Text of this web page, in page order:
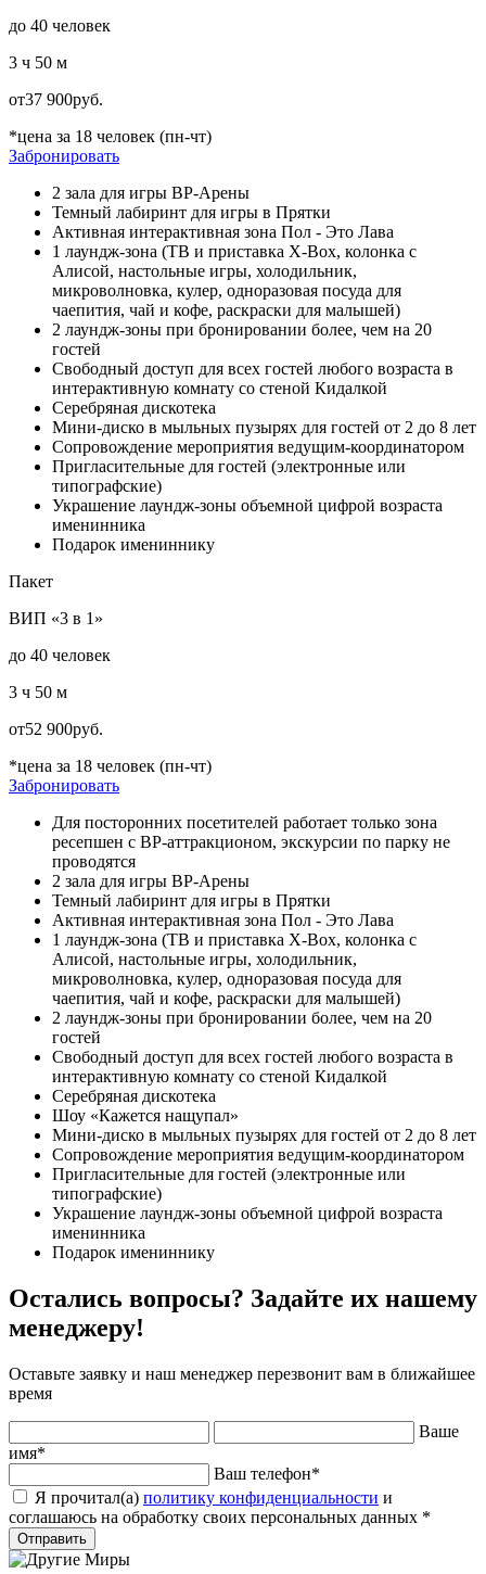
до 40 человек
3 ч 50 м
от37 900руб.
*цена за 18 человек (пн-чт)
Забронировать
2 зала для игры ВР-Арены
Темный лабиринт для игры в Прятки
Активная интерактивная зона Пол - Это Лава
1 лаундж-зона (ТВ и приставка X-Box, колонка с
Алисой, настольные игры, холодильник,
микроволновка, кулер, одноразовая посуда для
чаепития, чай и кофе, раскраски для малышей)
2 лаундж-зоны при бронировании более, чем на 20
гостей
Свободный доступ для всех гостей любого возраста в
интерактивную комнату со стеной Кидалкой
Серебряная дискотека
Мини-диско в мыльных пузырях для гостей от 2 до 8 лет
Сопровождение мероприятия ведущим-координатором
Пригласительные для гостей (электронные или
типографские)
Украшение лаундж-зоны объемной цифрой возраста
именинника
Подарок имениннику
Пакет
ВИП «3 в 1»
до 40 человек
3 ч 50 м
от52 900руб.
*цена за 18 человек (пн-чт)
Забронировать
Для посторонних посетителей работает только зона
ресепшен с ВР-аттракционом, экскурсии по парку не
проводятся
2 зала для игры ВР-Арены
Темный лабиринт для игры в Прятки
Активная интерактивная зона Пол - Это Лава
1 лаундж-зона (ТВ и приставка X-Box, колонка с
Алисой, настольные игры, холодильник,
микроволновка, кулер, одноразовая посуда для
чаепития, чай и кофе, раскраски для малышей)
2 лаундж-зоны при бронировании более, чем на 20
гостей
Свободный доступ для всех гостей любого возраста в
интерактивную комнату со стеной Кидалкой
Серебряная дискотека
Шоу «Кажется нащупал»
Мини-диско в мыльных пузырях для гостей от 2 до 8 лет
Сопровождение мероприятия ведущим-координатором
Пригласительные для гостей (электронные или
типографские)
Украшение лаундж-зоны объемной цифрой возраста
именинника
Подарок имениннику
Остались вопросы? Задайте их нашему
менеджеру!
Оставьте заявку и наш менеджер перезвонит вам в ближайшее
время
Ваше
имя*
Ваш телефон*
Я прочитал(а) политику конфиденциальности и
соглашаюсь на обработку своих персональных данных *
Отправить